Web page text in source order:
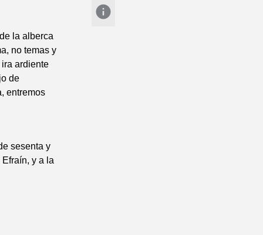
la alberca
no temas y
ardiente
de
entremos
sesenta y
y a la